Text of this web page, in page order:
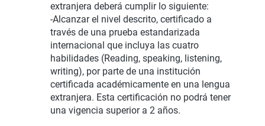
extranjera deberá cumplir lo siguiente:
-Alcanzar el nivel descrito, certificado a
través de una prueba estandarizada
internacional que incluya las cuatro
habilidades (Reading, speaking, listening,
writing), por parte de una institución
certificada académicamente en una lengua
extranjera. Esta certificación no podrá tener
una vigencia superior a 2 años.